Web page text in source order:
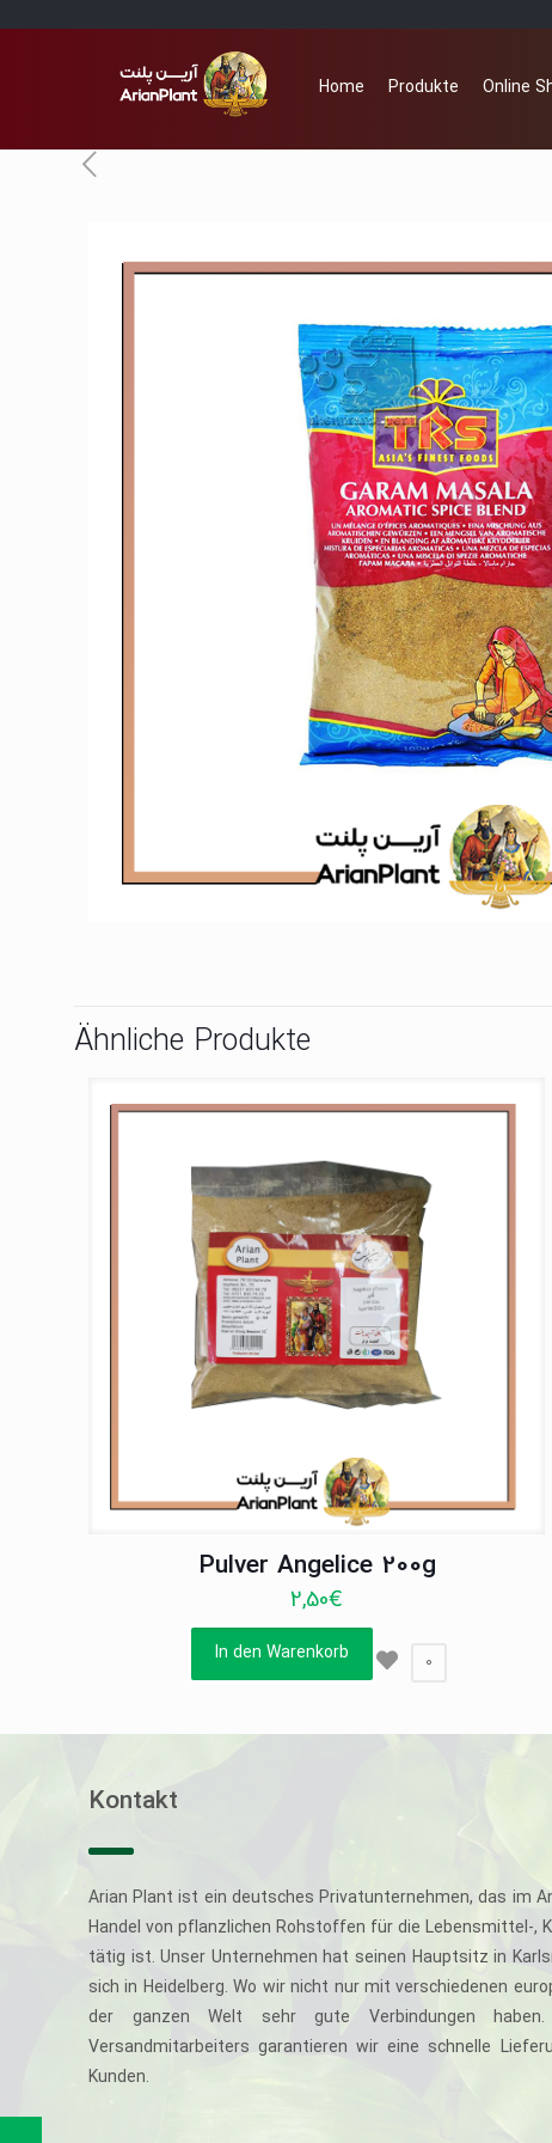
Home Produkte Online
Ähnliche Produkte
Pulver Angelice 200g
2,50€
In den Warenkorb 0
Kontakt
Arian Plant ist ein deutsches Privatunternehmen, das im
Handel von pflanzlichen Rohstoffen für die Lebensmittel-,
tätig ist. Unser Unternehmen hat seinen Hauptsitz in
sich in Heidelberg. Wo wir nicht nur mit verschiedenen
der ganzen Welt sehr gute Verbindungen
Versandmitarbeiters garantieren wir eine schnelle
Kunden.